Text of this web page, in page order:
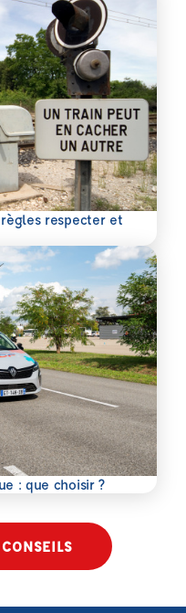
respecter et
: que choisir ?